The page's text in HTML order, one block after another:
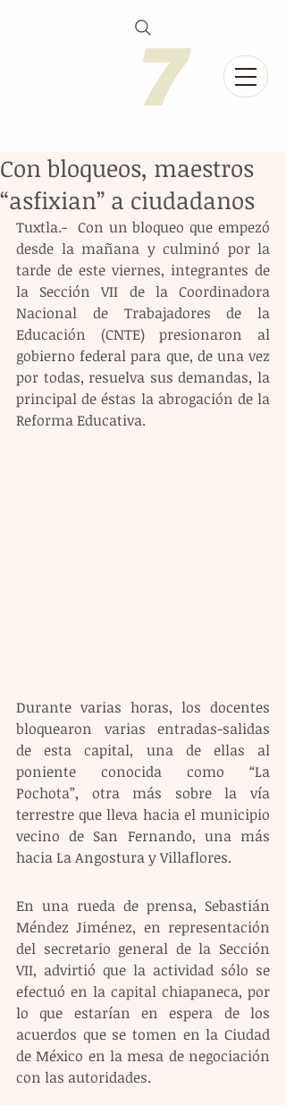
Con bloqueos, maestros
“asfixian” a ciudadanos
Tuxtla.-  Con un bloqueo que empezó
desde la mañana y culminó por la
tarde de este viernes, integrantes de
la Sección VII de la Coordinadora
Nacional de Trabajadores de la
Educación (CNTE) presionaron al
gobierno federal para que, de una vez
por todas, resuelva sus demandas, la
principal de éstas la abrogación de la
Reforma Educativa.
Durante varias horas, los docentes
bloquearon varias entradas-salidas
de esta capital, una de ellas al
poniente conocida como “La
Pochota”, otra más sobre la vía
terrestre que lleva hacia el municipio
vecino de San Fernando, una más
hacia La Angostura y Villaflores.
En una rueda de prensa, Sebastián
Méndez Jiménez, en representación
del secretario general de la Sección
VII, advirtió que la actividad sólo se
efectuó en la capital chiapaneca, por
lo que estarían en espera de los
acuerdos que se tomen en la Ciudad
de México en la mesa de negociación
con las autoridades.